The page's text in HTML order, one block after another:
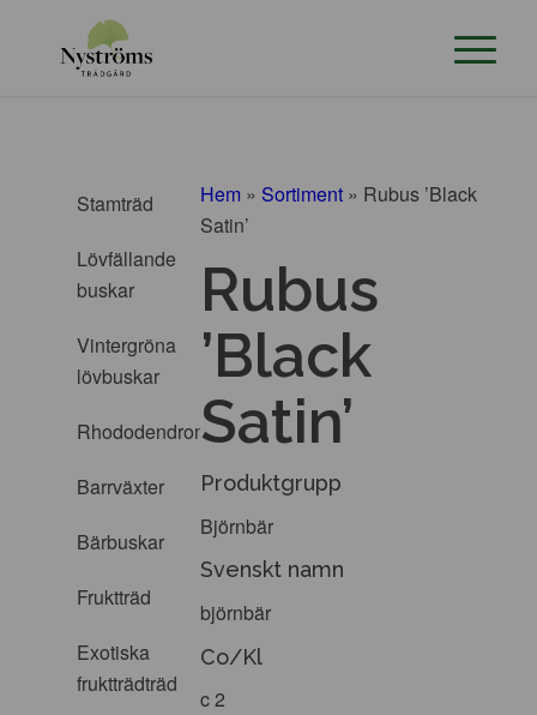
Stamträd
Lövfällande
buskar
Vintergröna
lövbuskar
Rhododendron
Barrväxter
Bärbuskar
Fruktträd
Exotiska
fruktträdträd
Hem » Sortiment » Rubus ’Black
Satin’
Rubus
’Black
Satin’
Produktgrupp
Björnbär
Svenskt namn
björnbär
Co/Kl
c 2